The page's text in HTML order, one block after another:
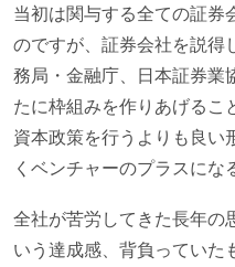
当初は関与する全ての証券
のですが、証券会社を説得
務局・金融庁、日本証券業
たに枠組みを作りあげるこ
資本政策を行うよりも良い
くベンチャーのプラスにな
全社が苦労してきた長年の
いう達成感、背負っていた